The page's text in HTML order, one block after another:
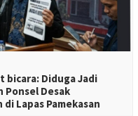
bicara: Diduga Jadi
Ponsel Desak
Lapas Pamekasan